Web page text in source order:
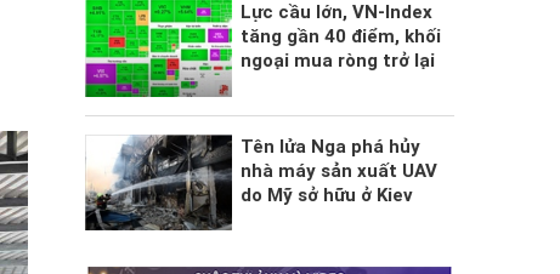
Lực cầu lớn, VN-Index
tăng gần 40 điểm, khối
ngoại mua ròng trở lại
Tên lửa Nga phá hủy
nhà máy sản xuất UAV
do Mỹ sở hữu ở Kiev